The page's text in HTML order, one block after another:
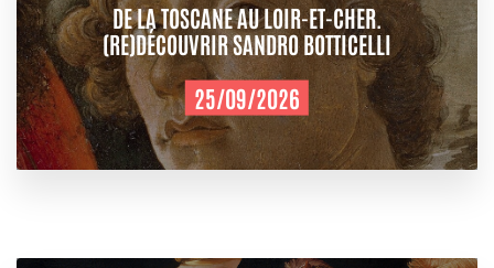
DE LA TOSCANE AU LOIR-ET-CHER.
(RE)DÉCOUVRIR SANDRO BOTTICELLI
25/09/2026